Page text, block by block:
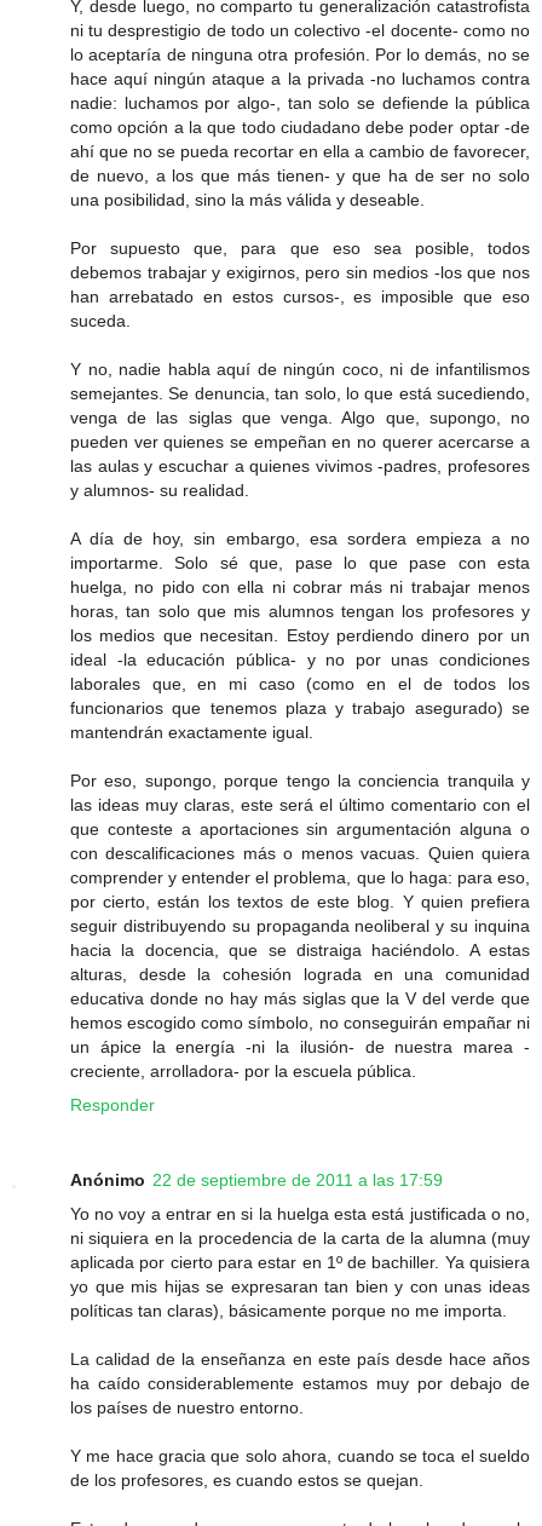
Y, desde luego, no comparto tu generalización catastrofista
ni tu desprestigio de todo un colectivo -el docente- como no
lo aceptaría de ninguna otra profesión. Por lo demás, no se
hace aquí ningún ataque a la privada -no luchamos contra
nadie: luchamos por algo-, tan solo se defiende la pública
como opción a la que todo ciudadano debe poder optar -de
ahí que no se pueda recortar en ella a cambio de favorecer,
de nuevo, a los que más tienen- y que ha de ser no solo
una posibilidad, sino la más válida y deseable.
Por supuesto que, para que eso sea posible, todos
debemos trabajar y exigirnos, pero sin medios -los que nos
han arrebatado en estos cursos-, es imposible que eso
suceda.
Y no, nadie habla aquí de ningún coco, ni de infantilismos
semejantes. Se denuncia, tan solo, lo que está sucediendo,
venga de las siglas que venga. Algo que, supongo, no
pueden ver quienes se empeñan en no querer acercarse a
las aulas y escuchar a quienes vivimos -padres, profesores
y alumnos- su realidad.
A día de hoy, sin embargo, esa sordera empieza a no
importarme. Solo sé que, pase lo que pase con esta
huelga, no pido con ella ni cobrar más ni trabajar menos
horas, tan solo que mis alumnos tengan los profesores y
los medios que necesitan. Estoy perdiendo dinero por un
ideal -la educación pública- y no por unas condiciones
laborales que, en mi caso (como en el de todos los
funcionarios que tenemos plaza y trabajo asegurado) se
mantendrán exactamente igual.
Por eso, supongo, porque tengo la conciencia tranquila y
las ideas muy claras, este será el último comentario con el
que conteste a aportaciones sin argumentación alguna o
con descalificaciones más o menos vacuas. Quien quiera
comprender y entender el problema, que lo haga: para eso,
por cierto, están los textos de este blog. Y quien prefiera
seguir distribuyendo su propaganda neoliberal y su inquina
hacia la docencia, que se distraiga haciéndolo. A estas
alturas, desde la cohesión lograda en una comunidad
educativa donde no hay más siglas que la V del verde que
hemos escogido como símbolo, no conseguirán empañar ni
un ápice la energía -ni la ilusión- de nuestra marea -
creciente, arrolladora- por la escuela pública.
Responder
Anónimo 22 de septiembre de 2011 a las 17:59
Yo no voy a entrar en si la huelga esta está justificada o no,
ni siquiera en la procedencia de la carta de la alumna (muy
aplicada por cierto para estar en 1º de bachiller. Ya quisiera
yo que mis hijas se expresaran tan bien y con unas ideas
políticas tan claras), básicamente porque no me importa.
La calidad de la enseñanza en este país desde hace años
ha caído considerablemente estamos muy por debajo de
los países de nuestro entorno.
Y me hace gracia que solo ahora, cuando se toca el sueldo
de los profesores, es cuando estos se quejan.